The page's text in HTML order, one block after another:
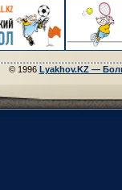
© 1996 Lyakhov.KZ —